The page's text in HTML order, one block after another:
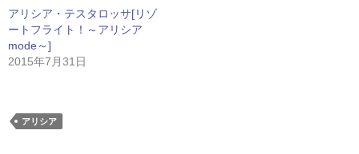
アリシア・テスタロッサ[リゾ
ートフライト！～アリシア
mode～]
2015年7月31日
アリシア